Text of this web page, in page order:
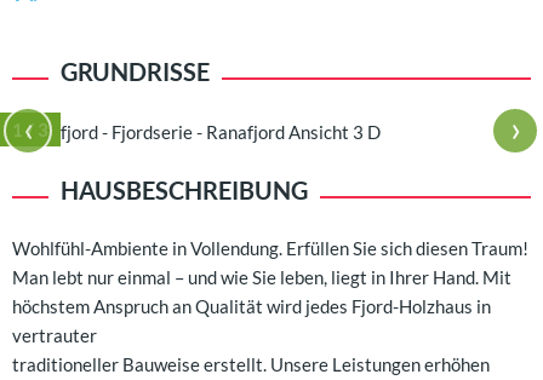
GRUNDRISSE
1 / 3
‹ ›
HAUSBESCHREIBUNG
Wohlfühl-Ambiente in Vollendung. Erfüllen Sie sich diesen Traum!
Man lebt nur einmal – und wie Sie leben, liegt in Ihrer Hand. Mit
höchstem Anspruch an Qualität wird jedes Fjord-Holzhaus in
vertrauter
traditioneller Bauweise erstellt. Unsere Leistungen erhöhen